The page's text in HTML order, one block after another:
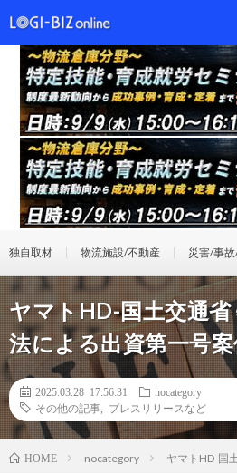
独自取材 物流施設/不動産 災害/事
ヤマトHD-国土交通省
法による出資第一号
2025.03.28 17:56:31
nocategory
その他の記事
プレスリリースなど
HOME nocategory ヤマトHD-国